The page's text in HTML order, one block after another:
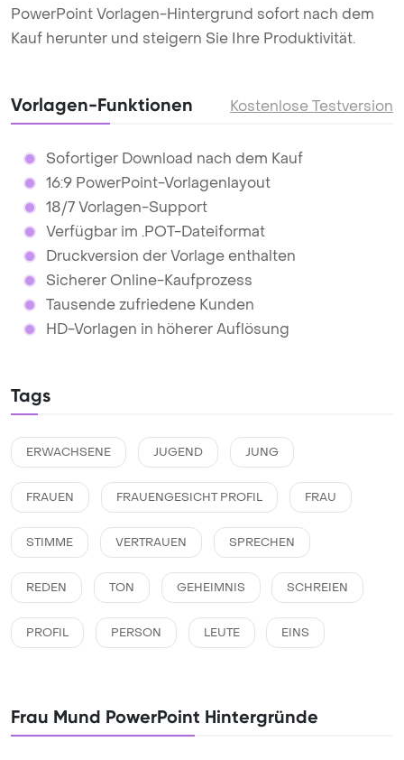
PowerPoint Vorlagen-Hintergrund sofort nach dem
Kauf herunter und steigern Sie Ihre Produktivität.
Vorlagen-Funktionen Kostenlose Testversion
Sofortiger Download nach dem Kauf
16:9 PowerPoint-Vorlagenlayout
18/7 Vorlagen-Support
Verfügbar im .POT-Dateiformat
Druckversion der Vorlage enthalten
Sicherer Online-Kaufprozess
Tausende zufriedene Kunden
HD-Vorlagen in höherer Auflösung
Tags
ERWACHSENE JUGEND JUNG
FRAUEN FRAUENGESICHT PROFIL FRAU
STIMME VERTRAUEN SPRECHEN
REDEN TON GEHEIMNIS SCHREIEN
PROFIL PERSON LEUTE EINS
Frau Mund PowerPoint Hintergründe